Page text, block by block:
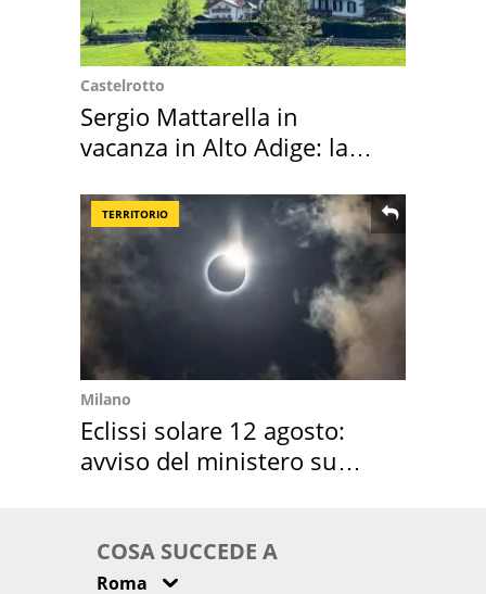
Castelrotto
Sergio Mattarella in
vacanza in Alto Adige: la
TERRITORIO
Milano
Eclissi solare 12 agosto:
avviso del ministero su